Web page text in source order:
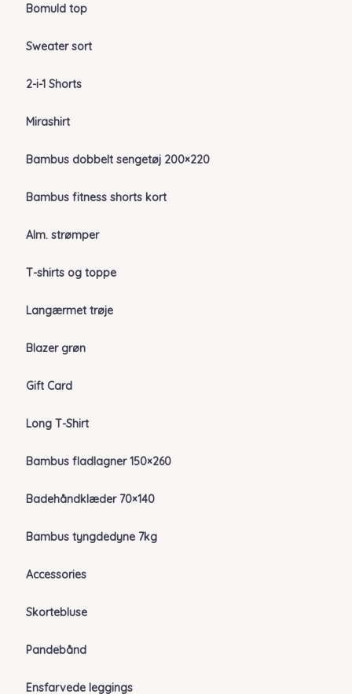
Bomuld top
Sweater sort
2-i-1 Shorts
Mirashirt
Bambus dobbelt sengetøj 200×220
Bambus fitness shorts kort
Alm. strømper
T-shirts og toppe
Langærmet trøje
Blazer grøn
Gift Card
Long T-Shirt
Bambus fladlagner 150×260
Badehåndklæder 70×140
Bambus tyngdedyne 7kg
Accessories
Skortebluse
Pandebånd
Ensfarvede leggings